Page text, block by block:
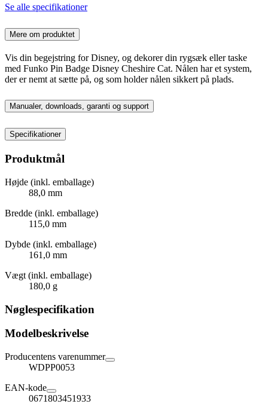
Se alle specifikationer
Mere om produktet
Vis din begejstring for Disney, og dekorer din rygsæk eller taske
med Funko Pin Badge Disney Cheshire Cat. Nålen har et system,
der er nemt at sætte på, og som holder nålen sikkert på plads.
Manualer, downloads, garanti og support
Specifikationer
Produktmål
Højde (inkl. emballage)
88,0 mm
Bredde (inkl. emballage)
115,0 mm
Dybde (inkl. emballage)
161,0 mm
Vægt (inkl. emballage)
180,0 g
Nøglespecifikation
Modelbeskrivelse
Producentens varenummer
WDPP0053
EAN-kode
0671803451933